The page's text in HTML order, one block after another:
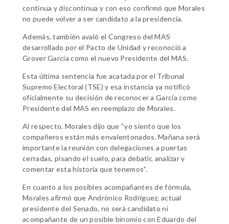
continua y discontinua y con eso confirmó que Morales
no puede volver a ser candidato a la presidencia.
Además, también avaló el Congreso del MAS
desarrollado por el Pacto de Unidad y reconoció a
Grover García como el nuevo Presidente del MAS.
Esta última sentencia fue acatada por el Tribunal
Supremo Electoral (TSE) y esa instancia ya notificó
oficialmente su decisión de reconocer a García como
Presidente del MAS en reemplazo de Morales.
Al respecto, Morales dijo que “yo siento que los
compañeros están más envalentonados. Mañana será
importante la reunión con delegaciones a puertas
cerradas, pisando el suelo, para debatir, analizar y
comentar esta historia que tenemos”.
En cuanto a los posibles acompañantes de fórmula,
Morales afirmó que Andrónico Rodríguez, actual
presidente del Senado, no será candidato ni
acompañante de un posible binomio con Eduardo del